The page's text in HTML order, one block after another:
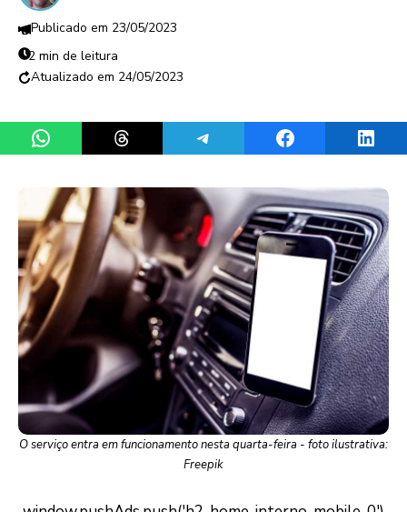
23/05/2023
2 min de leitura
24/05/2023
Share on WhatsAppShare on ThreadsShare on TelegramShare on Facebook
O serviço entra em funcionamento nesta quarta-feira - foto ilustrativa:
Freepik